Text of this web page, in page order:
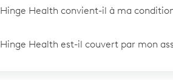
Hinge Health convient-il à ma
Hinge Health est-il couvert par mon